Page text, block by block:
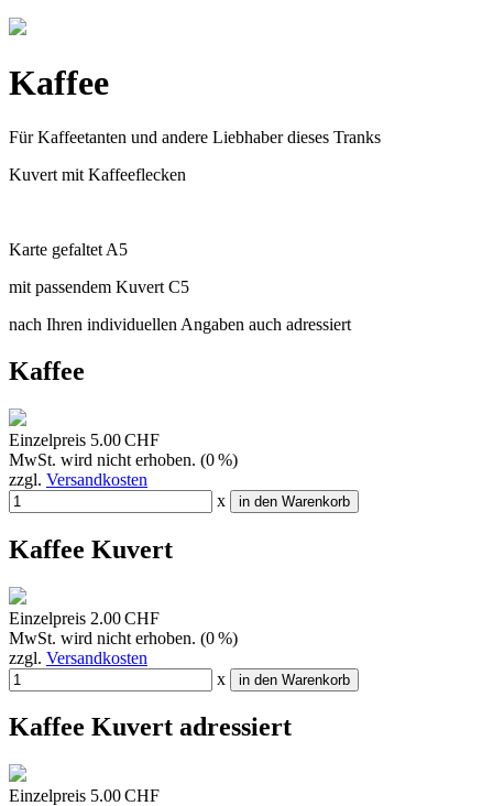
Kaffee
Für Kaffeetanten und andere Liebhaber dieses Tranks
Kuvert mit Kaffeeflecken
Karte gefaltet A5
mit passendem Kuvert C5
nach Ihren individuellen Angaben auch adressiert
Kaffee
Einzelpreis 5.00 CHF
MwSt. wird nicht erhoben. (0 %)
zzgl. Versandkosten
x
in den Warenkorb
Kaffee Kuvert
Einzelpreis 2.00 CHF
MwSt. wird nicht erhoben. (0 %)
zzgl. Versandkosten
x
in den Warenkorb
Kaffee Kuvert adressiert
Einzelpreis 5.00 CHF